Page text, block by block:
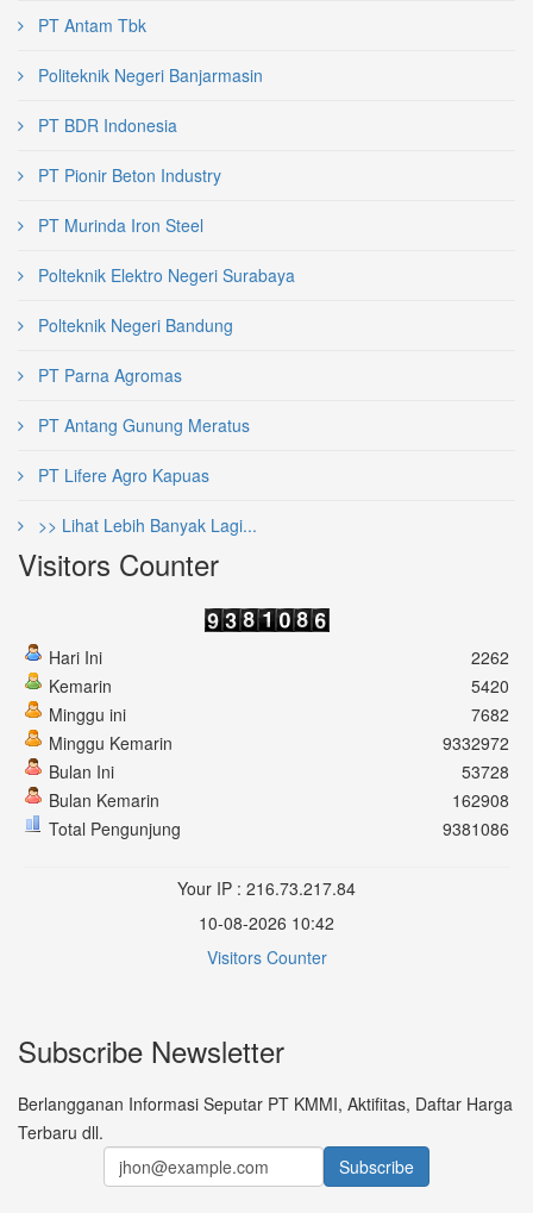
PT Antam Tbk
Politeknik Negeri Banjarmasin
PT BDR Indonesia
PT Pionir Beton Industry
PT Murinda Iron Steel
Polteknik Elektro Negeri Surabaya
Polteknik Negeri Bandung
PT Parna Agromas
PT Antang Gunung Meratus
PT Lifere Agro Kapuas
>> Lihat Lebih Banyak Lagi...
Visitors Counter
Hari Ini
Kemarin
Minggu ini
Minggu Kemarin
Bulan Ini
Bulan Kemarin
Total Pengunjung
2262
5420
7682
9332972
53728
162908
9381086
Your IP : 216.73.217.84
10-08-2026 10:42
Visitors Counter
Subscribe Newsletter
Berlangganan Informasi Seputar PT KMMI, Aktifitas, Daftar Harga
Terbaru dll.